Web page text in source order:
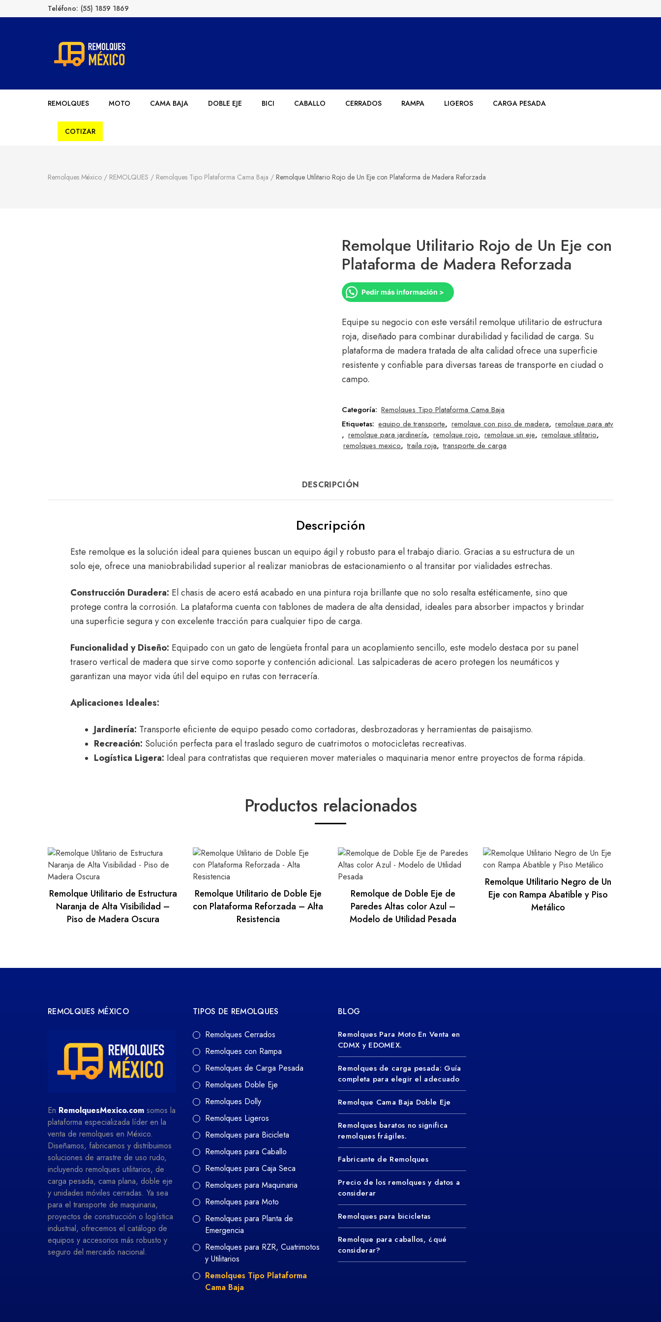
Teléfono: (55) 1859 1869
Remolques México
REMOLQUES MOTO CAMA BAJA DOBLE EJE BICI CABALLO CERRADOS RAMPA LIGEROS CARGA PESADA
COTIZAR
Remolques México / REMOLQUES / Remolques Tipo Plataforma Cama Baja / Remolque Utilitario Rojo de Un Eje con Plataforma de Madera Reforzada
Remolque Utilitario Rojo de Un Eje con
Plataforma de Madera Reforzada
Pedir más información >
Equipe su negocio con este versátil remolque utilitario de estructura
roja, diseñado para combinar durabilidad y facilidad de carga. Su
plataforma de madera tratada de alta calidad ofrece una superficie
resistente y confiable para diversas tareas de transporte en ciudad o
campo.
Categoría: Remolques Tipo Plataforma Cama Baja
Etiquetas: equipo de transporte, remolque con piso de madera, remolque para atv
, remolque para jardinería, remolque rojo, remolque un eje, remolque utilitario,
remolques mexico, traila roja, transporte de carga
DESCRIPCIÓN
Descripción
Este remolque es la solución ideal para quienes buscan un equipo ágil y robusto para el trabajo diario. Gracias a su estructura de un
solo eje, ofrece una maniobrabilidad superior al realizar maniobras de estacionamiento o al transitar por vialidades estrechas.
Construcción Duradera: El chasis de acero está acabado en una pintura roja brillante que no solo resalta estéticamente, sino que
protege contra la corrosión. La plataforma cuenta con tablones de madera de alta densidad, ideales para absorber impactos y brindar
una superficie segura y con excelente tracción para cualquier tipo de carga.
Funcionalidad y Diseño: Equipado con un gato de lengüeta frontal para un acoplamiento sencillo, este modelo destaca por su panel
trasero vertical de madera que sirve como soporte y contención adicional. Las salpicaderas de acero protegen los neumáticos y
garantizan una mayor vida útil del equipo en rutas con terracería.
Aplicaciones Ideales:
Jardinería: Transporte eficiente de equipo pesado como cortadoras, desbrozadoras y herramientas de paisajismo.
Recreación: Solución perfecta para el traslado seguro de cuatrimotos o motocicletas recreativas.
Logística Ligera: Ideal para contratistas que requieren mover materiales o maquinaria menor entre proyectos de forma rápida.
Productos relacionados
Remolque Utilitario de Estructura
Naranja de Alta Visibilidad –
Piso de Madera Oscura
Remolque Utilitario de Doble Eje
con Plataforma Reforzada – Alta
Resistencia
Remolque de Doble Eje de
Paredes Altas color Azul –
Modelo de Utilidad Pesada
Remolque Utilitario Negro de Un
Eje con Rampa Abatible y Piso
Metálico
REMOLQUES MÉXICO
En RemolquesMexico.com somos la
plataforma especializada líder en la
venta de remolques en México.
Diseñamos, fabricamos y distribuimos
soluciones de arrastre de uso rudo,
incluyendo remolques utilitarios, de
carga pesada, cama plana, doble eje
y unidades móviles cerradas. Ya sea
para el transporte de maquinaria,
proyectos de construcción o logística
industrial, ofrecemos el catálogo de
equipos y accesorios más robusto y
seguro del mercado nacional.
TIPOS DE REMOLQUES
Remolques Cerrados
Remolques con Rampa
Remolques de Carga Pesada
Remolques Doble Eje
Remolques Dolly
Remolques Ligeros
Remolques para Bicicleta
Remolques para Caballo
Remolques para Caja Seca
Remolques para Maquinaria
Remolques para Moto
Remolques para Planta de
Emergencia
Remolques para RZR, Cuatrimotos
y Utilitarios
Remolques Tipo Plataforma
Cama Baja
BLOG
Remolques Para Moto En Venta en
CDMX y EDOMEX.
Remolques de carga pesada: Guía
completa para elegir el adecuado
Remolque Cama Baja Doble Eje
Remolques baratos no significa
remolques frágiles.
Fabricante de Remolques
Precio de los remolques y datos a
considerar
Remolques para bicicletas
Remolque para caballos, ¿qué
considerar?